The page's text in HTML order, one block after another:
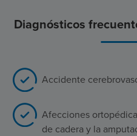
Diagnósticos
Accidente
Afecciones
de cadera y la